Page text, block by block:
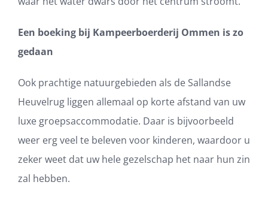
Een boeking bij Kampeerboerderij Ommen is zo
gedaan
Ook prachtige natuurgebieden als de Sallandse
Heuvelrug liggen allemaal op korte afstand van uw
luxe groepsaccommodatie. Daar is bijvoorbeeld
weer erg veel te beleven voor kinderen, waardoor u
zeker weet dat uw hele gezelschap het naar hun zin
zal hebben.